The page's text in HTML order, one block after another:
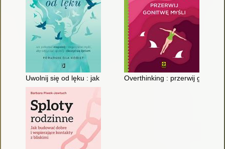
Uwolnij się od lęku : jak pokonać niepokój i negatywne myśli,
Overthinking : przerwij gonitwę